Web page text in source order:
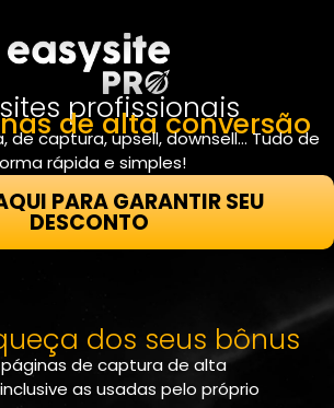
profissionais
de alta conversão
de captura, upsell, downsell… Tudo de
rápida e simples!
PARA GARANTIR SEU
DESCONTO
dos seus bônus
de captura de alta
as usadas pelo próprio